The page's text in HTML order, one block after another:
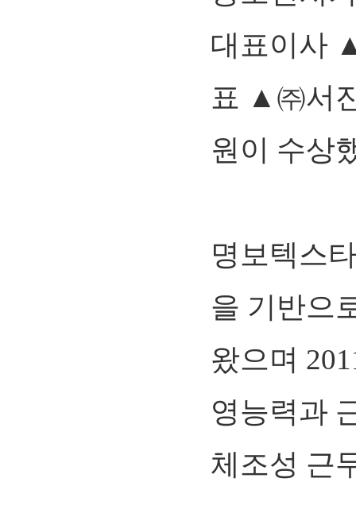
대표이사
표 ▲㈜서
원이 수상
명보텍스
을 기반으
왔으며
영능력과
체조성 근